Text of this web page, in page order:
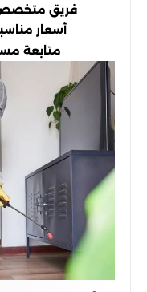
فريق متخصص
أسعار
متابعة